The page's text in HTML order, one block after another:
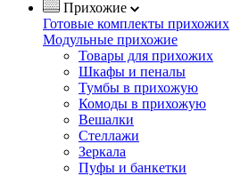
Прихожие
Готовые комплекты прихожих
Модульные прихожие
Товары для прихожих
Шкафы и пеналы
Тумбы в прихожую
Комоды в прихожую
Вешалки
Стеллажи
Зеркала
Пуфы и банкетки